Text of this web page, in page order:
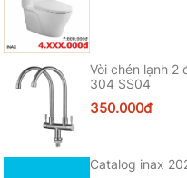
Vòi chén lạnh 2
304 SS04
350.000đ
Catalog inax